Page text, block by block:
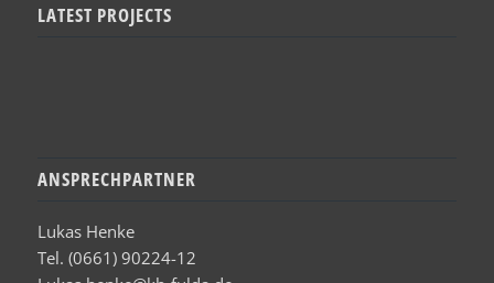
LATEST PROJECTS
ANSPRECHPARTNER
Lukas Henke
Tel. (0661) 90224-12